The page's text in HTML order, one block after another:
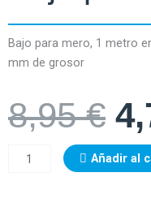
Bajo para mero, 1 metro
mm de grosor
8,95€ El
Bajo
Añadir al